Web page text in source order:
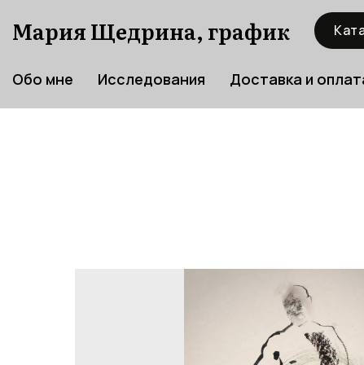
Мария Щедрина, график
Обо мне Исследования Доставка и